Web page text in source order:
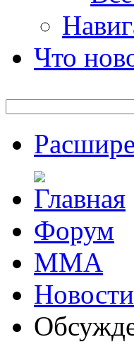
Что
Форум
ММА
Новости